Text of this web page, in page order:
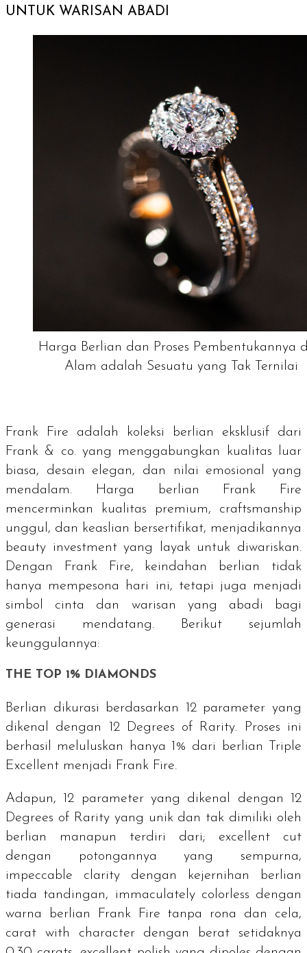
UNTUK WARISAN ABADI
Harga Berlian dan Proses Pembentukannya
Alam adalah Sesuatu yang Tak Ternilai
Frank Fire adalah koleksi berlian eksklusif dari
Frank & co. yang menggabungkan kualitas luar
biasa, desain elegan, dan nilai emosional yang
mendalam. Harga berlian Frank Fire
mencerminkan kualitas premium, craftsmanship
unggul, dan keaslian bersertifikat, menjadikannya
beauty investmentyang layak untuk diwariskan.
Dengan Frank Fire, keindahan berlian tidak
hanya mempesona hari ini, tetapi juga menjadi
simbol cinta dan warisan yang abadi bagi
generasi mendatang. Berikut sejumlah
keunggulannya:
THE TOP 1% DIAMONDS
Berlian dikurasi berdasarkan 12 parameter yang
dikenal dengan
12 Degrees of Rarity. Proses ini
berhasil meluluskan hanya 1% dari berlian
Triple
Excellent menjadi Frank Fire.
Adapun, 12 parameter yang dikenal dengan 12
Degrees of Rarityyang unik dan tak dimiliki oleh
berlian manapun terdiri dari; excellent cut
dengan potongannya yang sempurna,
impeccable clarity dengan kejernihan berlian
tiada tandingan, immaculately colorless dengan
warna berlian Frank Fire tanpa rona dan cela,
carat with character dengan berat setidaknya